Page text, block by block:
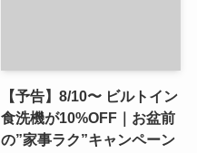
【予告】8/10〜 ビルトイン
食洗機が10%OFF｜お盆前
の”家事ラク”キャンペーン